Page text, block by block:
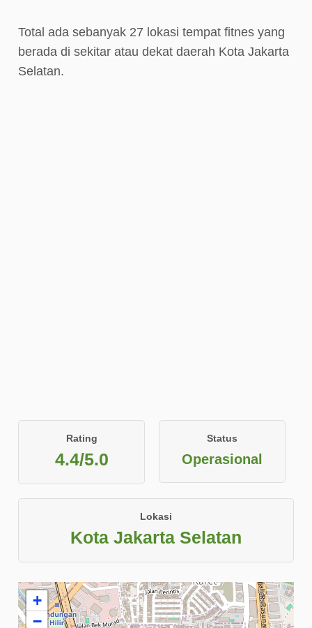
Total ada sebanyak 27 lokasi tempat fitnes yang
berada di sekitar atau dekat daerah Kota Jakarta
Selatan.
Rating
4.4/5.0
Status
Operasional
Lokasi
Kota Jakarta Selatan
+
−